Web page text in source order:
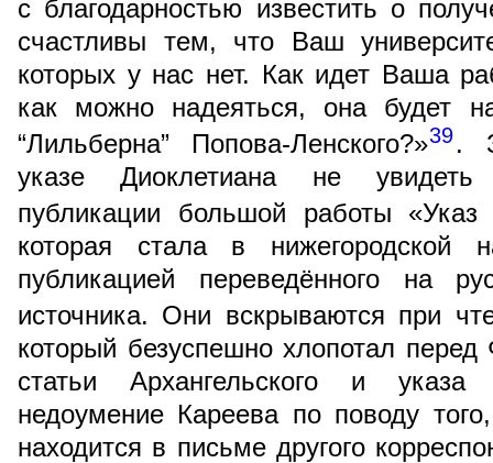
с благодарностью известить о
счастливы тем, что Ваш
которых у нас нет. Как идет Ваша
как можно надеяться, она будет
“Лильберна” Попова-Ленского?»39.
указе Диоклетиана не увидеть
публикации большой работы «Указ
которая стала в нижегородской
публикацией переведённого на
источника. Они вскрываются при
который безуспешно хлопотал
статьи Архангельского и
недоумение Кареева по поводу
находится в письме другого